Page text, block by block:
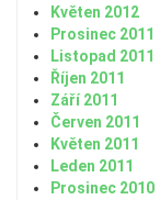
Květen 2012
Prosinec 2011
Listopad 2011
Říjen 2011
Září 2011
Červen 2011
Květen 2011
Leden 2011
Prosinec 2010